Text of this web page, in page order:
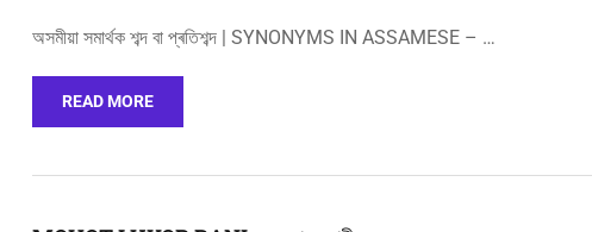
অসমীয়া সমার্থক শব্দ বা প্ৰতিশব্দ | SYNONYMS IN ASSAMESE – …
READ MORE